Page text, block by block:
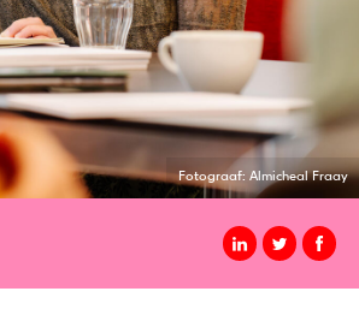
Fotograaf: Almicheal Fraay